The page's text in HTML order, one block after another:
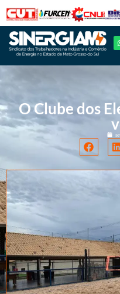
O Clube dos